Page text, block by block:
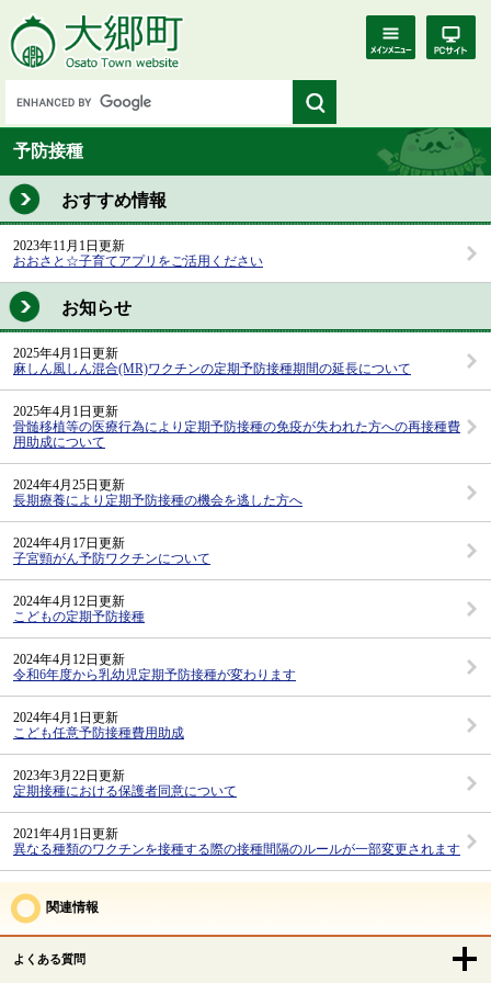
予防接種
おすすめ情報
2023年11月1日更新
おおさと☆子育てアプリをご活用ください
お知らせ
2025年4月1日更新
麻しん風しん混合(MR)ワクチンの定期予防接種期間の延長について
2025年4月1日更新
骨髄移植等の医療行為により定期予防接種の免疫が失われた方への再接種費
用助成について
2024年4月25日更新
長期療養により定期予防接種の機会を逃した方へ
2024年4月17日更新
子宮頸がん予防ワクチンについて
2024年4月12日更新
こどもの定期予防接種
2024年4月12日更新
令和6年度から乳幼児定期予防接種が変わります
2024年4月1日更新
こども任意予防接種費用助成
2023年3月22日更新
定期接種における保護者同意について
2021年4月1日更新
異なる種類のワクチンを接種する際の接種間隔のルールが一部変更されます
関連情報
よくある質問